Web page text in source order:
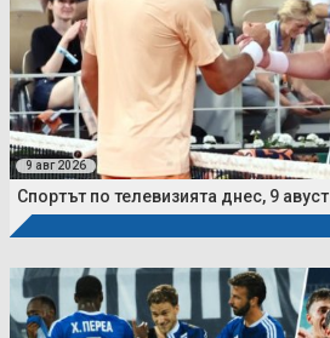
9 авг 2026
Спортът по телевизията днес, 9 авуст